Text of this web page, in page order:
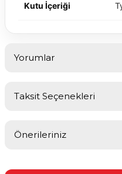
Kutu İçeriği
Yorumlar
Taksit Seçenekleri
Önerileriniz